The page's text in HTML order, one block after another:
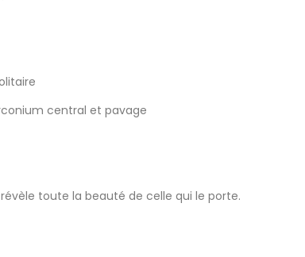
central et pavage
toute la beauté de celle qui le porte.